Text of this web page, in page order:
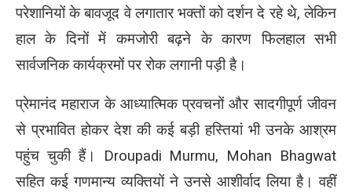
परेशानियों के बावजूद वे लगातार भक्तों को दर्शन दे रहे थे, लेकिन
हाल के दिनों में कमजोरी बढ़ने के कारण फिलहाल सभी
सार्वजनिक कार्यक्रमों पर रोक लगानी पड़ी है।
प्रेमानंद महाराज के आध्यात्मिक प्रवचनों और सादगीपूर्ण जीवन
से प्रभावित होकर देश की कई बड़ी हस्तियां भी उनके आश्रम
पहुंच चुकी हैं। Droupadi Murmu, Mohan Bhagwat
सहित कई गणमान्य व्यक्तियों ने उनसे आशीर्वाद लिया है। वहीं